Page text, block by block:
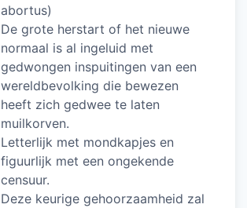
abortus)
De grote herstart of het nieuwe
normaal is al ingeluid met
gedwongen inspuitingen van een
wereldbevolking die bewezen
heeft zich gedwee te laten
muilkorven.
Letterlijk met mondkapjes en
figuurlijk met een ongekende
censuur.
Deze keurige gehoorzaamheid zal